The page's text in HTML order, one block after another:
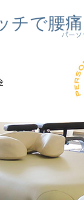
チで腰